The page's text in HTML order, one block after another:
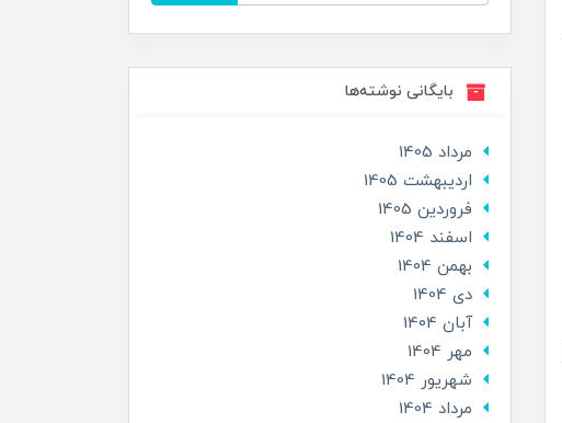
بایگانی نوشته‌ها
مرداد 1405
ارديبهشت 1405
فروردین 1405
اسفند 1404
بهمن 1404
دی 1404
آبان 1404
مهر 1404
شهریور 1404
مرداد 1404